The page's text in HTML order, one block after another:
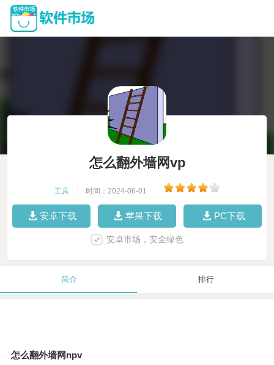
怎么翻外墙网vp
工具 时间：2024-06-01
安卓下载 苹果下载 PC下载
安卓市场，安全绿色
简介 排行
怎么翻外墙网npv